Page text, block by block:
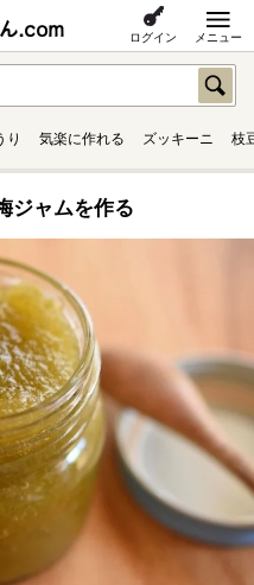
ログイン メニュー
り 気楽に作れる ズッキーニ 枝
ジャムを作る